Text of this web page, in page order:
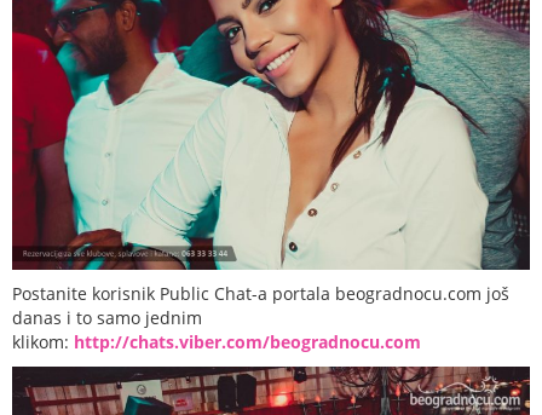
Postanite korisnik Public Chat-a portala beogradnocu.com još
danas i to samo jednim
klikom: http://chats.viber.com/beogradnocu.com